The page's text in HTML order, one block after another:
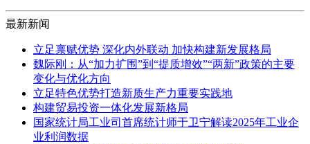
最新新闻
立足禀赋优势 深化内外联动 加快构建新发展格局
魏际刚：从“加力扩围”到“提质增效”“两新”政策的主要
变化与优化方向
立足特色优势打造新质生产力重要实践地
构建贸易投资一体化发展新格局
国家统计局工业司首席统计师于卫宁解读2025年工业企
业利润数据